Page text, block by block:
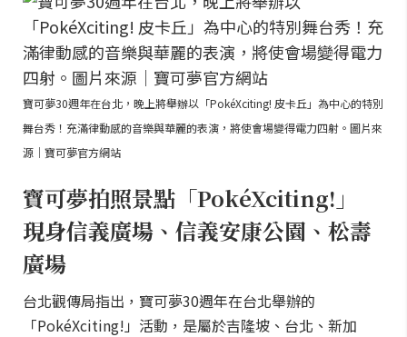
寶可夢30週年在台北，晚上將舉辦以「PokéXciting! 皮卡丘」為中心的特別
舞台秀！充滿律動感的音樂與華麗的表演，將使會場變得電力四射。圖片來
源｜寶可夢官方網站
寶可夢拍照景點「PokéXciting!」
現身信義廣場、信義安康公園、松壽
廣場
台北觀傳局指出，寶可夢30週年在台北舉辦的
「PokéXciting!」活動，是屬於吉隆坡、台北、新加